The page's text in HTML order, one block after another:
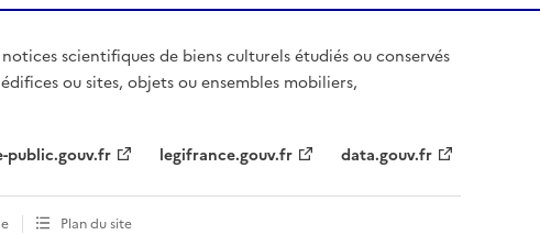
scientifiques de biens culturels étudiés ou conservés
ou sites, objets ou ensembles mobiliers,
public.gouv.fr legifrance.gouv.fr data.gouv.fr
Plan du site